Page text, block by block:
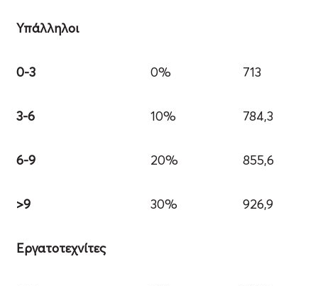
Υπάλληλοι
0-3 0% 713
3-6 10% 784,3
6-9 20% 855,6
>9 30% 926,9
Εργατοτεχνίτες